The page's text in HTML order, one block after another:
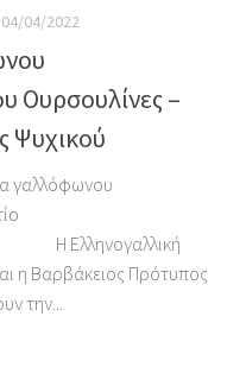
04/04/2022
Ουρσουλίνες –
Ψυχικού
γαλλόφωνου
η Βαρβάκειος Πρότυπος
την...